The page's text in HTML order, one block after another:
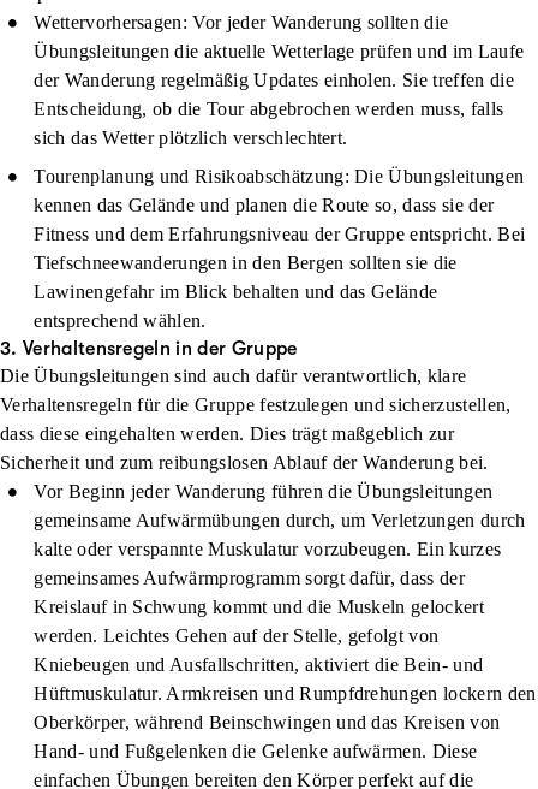
Wettervorhersagen: Vor jeder Wanderung sollten die
Übungsleitungen die aktuelle Wetterlage prüfen und im Laufe
der Wanderung regelmäßig Updates einholen. Sie treffen die
Entscheidung, ob die Tour abgebrochen werden muss, falls
sich das Wetter plötzlich verschlechtert.
Tourenplanung und Risikoabschätzung: Die Übungsleitungen
kennen das Gelände und planen die Route so, dass sie der
Fitness und dem Erfahrungsniveau der Gruppe entspricht. Bei
Tiefschneewanderungen in den Bergen sollten sie die
Lawinengefahr im Blick behalten und das Gelände
entsprechend wählen.
3. Verhaltensregeln in der Gruppe
Die Übungsleitungen sind auch dafür verantwortlich, klare
Verhaltensregeln für die Gruppe festzulegen und sicherzustellen,
dass diese eingehalten werden. Dies trägt maßgeblich zur
Sicherheit und zum reibungslosen Ablauf der Wanderung bei.
Vor Beginn jeder Wanderung führen die Übungsleitungen
gemeinsame Aufwärmübungen durch, um Verletzungen durch
kalte oder verspannte Muskulatur vorzubeugen. Ein kurzes
gemeinsames Aufwärmprogramm sorgt dafür, dass der
Kreislauf in Schwung kommt und die Muskeln gelockert
werden. Leichtes Gehen auf der Stelle, gefolgt von
Kniebeugen und Ausfallschritten, aktiviert die Bein- und
Hüftmuskulatur. Armkreisen und Rumpfdrehungen lockern den
Oberkörper, während Beinschwingen und das Kreisen von
Hand- und Fußgelenken die Gelenke aufwärmen. Diese
einfachen Übungen bereiten den Körper perfekt auf die